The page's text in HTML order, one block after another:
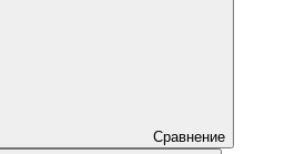
Сравнение